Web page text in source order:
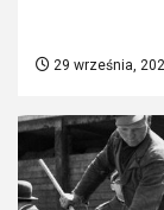
29 września,